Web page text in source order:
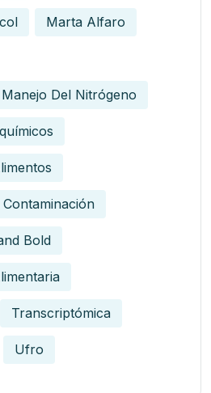
Marta Alfaro
Del Nitrógeno
Bold
Transcriptómica
Ufro